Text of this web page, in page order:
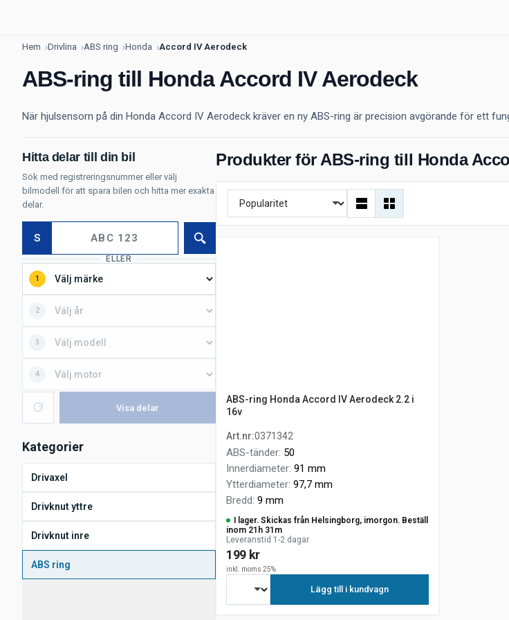
Hem Drivlina ABS ring Honda Accord IV Aerodeck
ABS-ring till Honda Accord IV Aerodeck
När hjulsensorn på din Honda Accord IV Aerodeck kräver en ny ABS-ring är precision avgörande för ett
Hitta delar till din bil
Sök med registreringsnummer eller välj
bilmodell för att spara bilen och hitta mer exakta
delar.
S Sök
ELLER
1
2
3
4
Visa delar
Kategorier
Drivaxel
Drivknut yttre
Drivknut inre
ABS ring
Produkter för ABS-ring till Honda
ABS-ring Honda Accord IV Aerodeck 2.2 i
16v
Art.nr:0371342
ABS-tänder: 50
Innerdiameter: 91 mm
Ytterdiameter: 97,7 mm
Bredd: 9 mm
I lager. Skickas från Helsingborg, imorgon. Beställ
inom 21h 31m
Leveranstid 1-2 dagar
199 kr
inkl. moms 25%
Lägg till i kundvagn